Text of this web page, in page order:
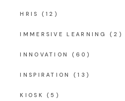
HRIS (12)
IMMERSIVE LEARNING (2)
INNOVATION (60)
INSPIRATION (13)
KIOSK (5)